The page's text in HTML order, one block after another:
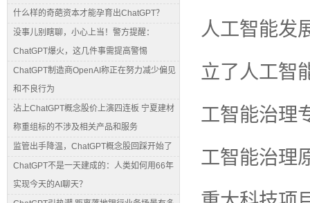
什么样的奇葩资本才能孕育出ChatGPT？
没事儿别瞎聊，小心上当！警方提醒：
ChatGPT爆火，这几件事需提高警惕
ChatGPT制造商OpenAI称正在努力减少偏见
和不良行为
沾上ChatGPT概念股价上演四连板 宁夏建材
称重组标的不涉及相关产品和服务
监管出手降温，ChatGPT概念股回踩开始了
ChatGPT不是一天建成的：人类如何用66年
实现今天的AI聊天？
人工智能发
立了人工智
工智能治理
工智能治理